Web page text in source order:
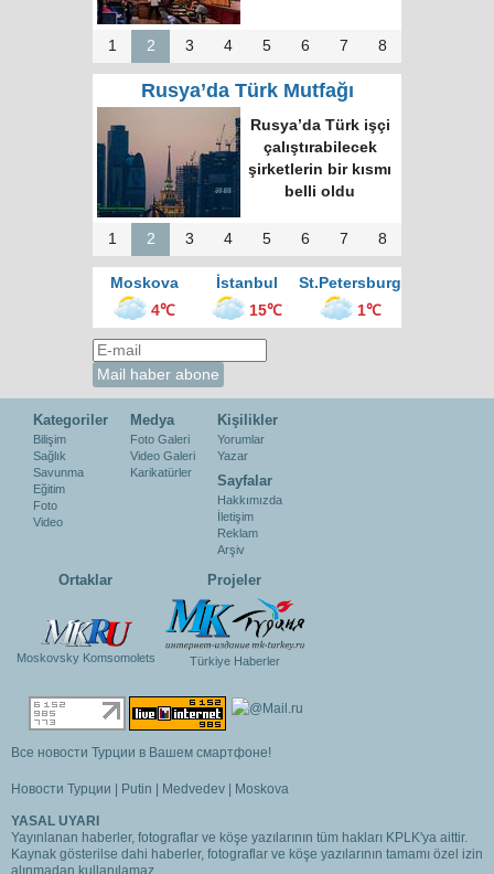
İnsiyatifler
1 2 3 4 5 6 7 8
Rusya’da Türk Mutfağı
Moskova’nın en
büyük kültür
merkezinde “Türk
Kahvesi Gecesi”
düzenlendi
1 2 3 4 5 6 7 8
Moskova İstanbul
St.Petersburg
4℃
15℃ 1℃
Kategoriler
Bilişim
Sağlık
Savunma
Eğitim
Foto
Video
Medya
Foto Galeri
Video Galeri
Karikatürler
Kişilikler
Yorumlar
Yazar
Sayfalar
Hakkımızda
İletişim
Reklam
Arşiv
Ortaklar
Moskovsky Komsomolets
Projeler
Türkiye Haberler
Все новости Турции в Вашем смартфоне!
Новости Турции | Putin | Medvedev | Moskova
YASAL UYARI
Yayınlanan haberler, fotograflar ve köşe yazılarının tüm hakları KPLK'ya aittir.
Kaynak gösterilse dahi haberler, fotograflar ve köşe yazılarının tamamı özel izin
alınmadan kullanılamaz.